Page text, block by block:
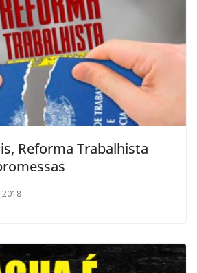
Reforma Trabalhista